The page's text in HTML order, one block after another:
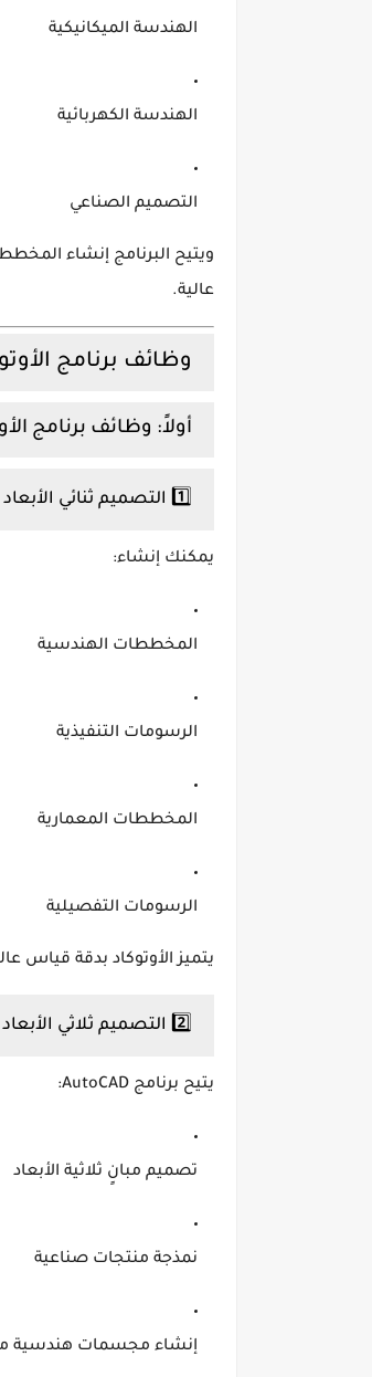
الهندسة الميكانيكية
الهندسة الكهربائية
التصميم الصناعي
ويتيح البرنامج إنشاء
عالية.
وظائف برنامج
أولاً: وظائف برنامج
1️⃣ التصميم ثنائي الأبعاد (2D Design)
يمكنك إنشاء:
المخططات الهندسية
الرسومات التنفيذية
المخططات المعمارية
الرسومات التفصيلية
يتميز الأوتوكاد بدقة قياس
2️⃣ التصميم ثلاثي الأبعاد (3D Modeling)
يتيح برنامج AutoCAD:
تصميم مبانٍ ثلاثية الأبعاد
نمذجة منتجات صناعية
إنشاء مجسمات هندسية مع